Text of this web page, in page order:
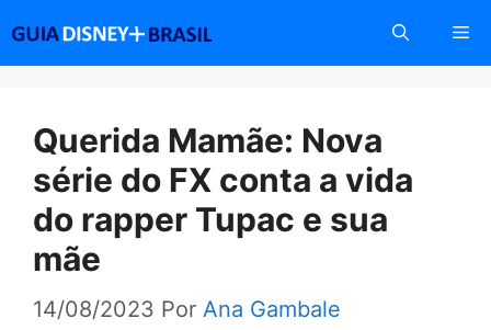
conteúdo
Querida Mamãe: Nova
série do FX conta a vida
do rapper Tupac e sua
mãe
14/08/2023 Por Ana Gambale